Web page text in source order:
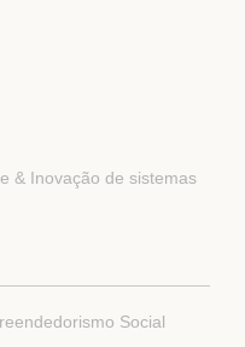
& Inovação de sistemas
Social